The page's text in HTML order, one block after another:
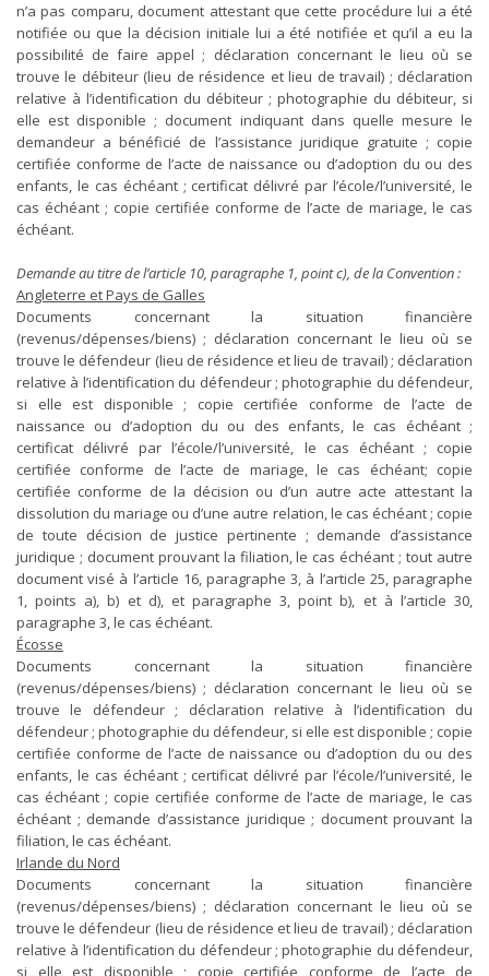
n’a pas comparu, document attestant que cette procédure lui a été
notifiée ou que la décision initiale lui a été notifiée et qu’il a eu la
possibilité de faire appel ; déclaration concernant le lieu où se
trouve le débiteur (lieu de résidence et lieu de travail) ; déclaration
relative à l’identification du débiteur ; photographie du débiteur, si
elle est disponible ; document indiquant dans quelle mesure le
demandeur a bénéficié de l’assistance juridique gratuite ; copie
certifiée conforme de l’acte de naissance ou d’adoption du ou des
enfants, le cas échéant ; certificat délivré par l’école/l’université, le
cas échéant ; copie certifiée conforme de l’acte de mariage, le cas
échéant.
Demande au titre de l’article 10, paragraphe 1, point c), de la Convention :
Angleterre et Pays de Galles
Documents concernant la situation financière
(revenus/dépenses/biens) ; déclaration concernant le lieu où se
trouve le défendeur (lieu de résidence et lieu de travail) ; déclaration
relative à l’identification du défendeur ; photographie du défendeur,
si elle est disponible ; copie certifiée conforme de l’acte de
naissance ou d’adoption du ou des enfants, le cas échéant ;
certificat délivré par l’école/l’université, le cas échéant ; copie
certifiée conforme de l’acte de mariage, le cas échéant; copie
certifiée conforme de la décision ou d’un autre acte attestant la
dissolution du mariage ou d’une autre relation, le cas échéant ; copie
de toute décision de justice pertinente ; demande d’assistance
juridique ; document prouvant la filiation, le cas échéant ; tout autre
document visé à l’article 16, paragraphe 3, à l’article 25, paragraphe
1, points a), b) et d), et paragraphe 3, point b), et à l’article 30,
paragraphe 3, le cas échéant.
Écosse
Documents concernant la situation financière
(revenus/dépenses/biens) ; déclaration concernant le lieu où se
trouve le défendeur ; déclaration relative à l’identification du
défendeur ; photographie du défendeur, si elle est disponible ; copie
certifiée conforme de l’acte de naissance ou d’adoption du ou des
enfants, le cas échéant ; certificat délivré par l’école/l’université, le
cas échéant ; copie certifiée conforme de l’acte de mariage, le cas
échéant ; demande d’assistance juridique ; document prouvant la
filiation, le cas échéant.
Irlande du Nord
Documents concernant la situation financière
(revenus/dépenses/biens) ; déclaration concernant le lieu où se
trouve le défendeur (lieu de résidence et lieu de travail) ; déclaration
relative à l’identification du défendeur ; photographie du défendeur,
si elle est disponible ; copie certifiée conforme de l’acte de